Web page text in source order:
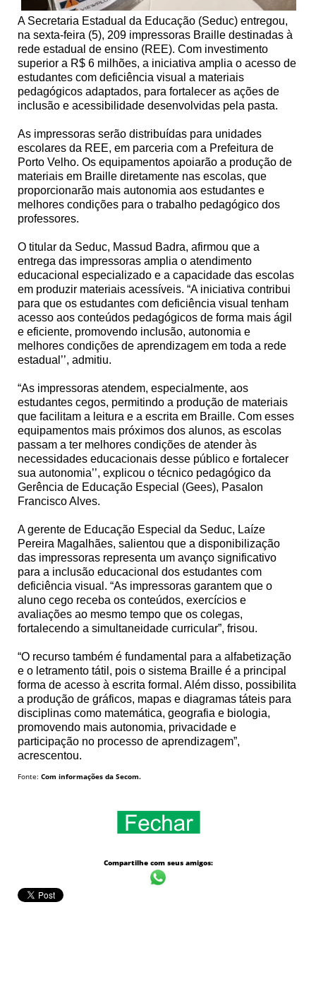
A Secretaria Estadual da Educação (Seduc) entregou,
na sexta-feira (5), 209 impressoras Braille destinadas à
rede estadual de ensino (REE). Com investimento
superior a R$ 6 milhões, a iniciativa amplia o acesso de
estudantes com deficiência visual a materiais
pedagógicos adaptados, para fortalecer as ações de
inclusão e acessibilidade desenvolvidas pela pasta.
As impressoras serão distribuídas para unidades
escolares da REE, em parceria com a Prefeitura de
Porto Velho. Os equipamentos apoiarão a produção de
materiais em Braille diretamente nas escolas, que
proporcionarão mais autonomia aos estudantes e
melhores condições para o trabalho pedagógico dos
professores.
O titular da Seduc, Massud Badra, afirmou que a
entrega das impressoras amplia o atendimento
educacional especializado e a capacidade das escolas
em produzir materiais acessíveis. “A iniciativa contribui
para que os estudantes com deficiência visual tenham
acesso aos conteúdos pedagógicos de forma mais ágil
e eficiente, promovendo inclusão, autonomia e
melhores condições de aprendizagem em toda a rede
estadual’’, admitiu.
“As impressoras atendem, especialmente, aos
estudantes cegos, permitindo a produção de materiais
que facilitam a leitura e a escrita em Braille. Com esses
equipamentos mais próximos dos alunos, as escolas
passam a ter melhores condições de atender às
necessidades educacionais desse público e fortalecer
sua autonomia’’, explicou o técnico pedagógico da
Gerência de Educação Especial (Gees), Pasalon
Francisco Alves.
A gerente de Educação Especial da Seduc, Laíze
Pereira Magalhães, salientou que a disponibilização
das impressoras representa um avanço significativo
para a inclusão educacional dos estudantes com
deficiência visual. “As impressoras garantem que o
aluno cego receba os conteúdos, exercícios e
avaliações ao mesmo tempo que os colegas,
fortalecendo a simultaneidade curricular”, frisou.
“O recurso também é fundamental para a alfabetização
e o letramento tátil, pois o sistema Braille é a principal
forma de acesso à escrita formal. Além disso, possibilita
a produção de gráficos, mapas e diagramas táteis para
disciplinas como matemática, geografia e biologia,
promovendo mais autonomia, privacidade e
participação no processo de aprendizagem”,
acrescentou.
Fonte: Com informações da Secom.
Compartilhe com seus amigos: